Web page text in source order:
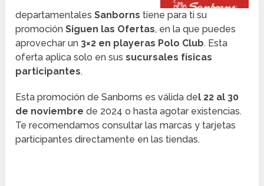
departamentalesSanborns tiene para ti su
promociónSiguen las Ofertas, en la que puedes
aprovechar un 3×2 en playeras Polo Club. Esta
oferta aplica solo en sussucursales físicas
participantes.
Esta promoción de Sanborns es válida del 22 al 30
de noviembre de 2024 o hasta agotar existencias.
Te recomendamos consultar las marcas y tarjetas
participantes directamente en las tiendas.